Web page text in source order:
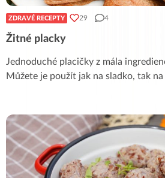
ZDRAVÉ RECEPTY 29 4
Žitné placky
Jednoduché placičky z mála
Můžete je použít jak na sladko, tak na